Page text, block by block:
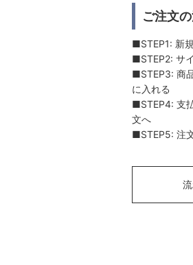
ご注文
■STEP1: 新
■STEP2: サ
■STEP3: 商
に入れる
■STEP4: 支
文へ
■STEP5: 注